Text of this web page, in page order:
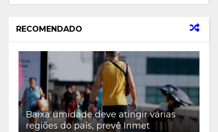
RECOMENDADO
Baixa umidade deve atingir várias
regiões do país, prevê Inmet